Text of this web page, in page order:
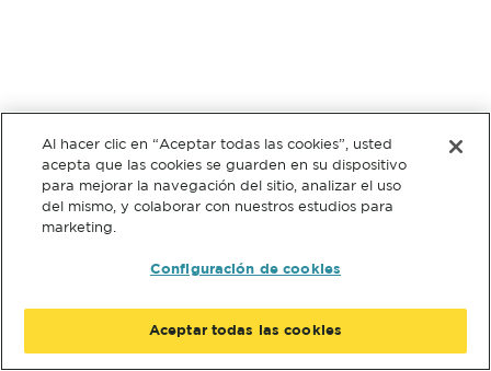
Al hacer clic en “Aceptar todas las cookies”, usted
acepta que las cookies se guarden en su dispositivo
para mejorar la navegación del sitio, analizar el uso
del mismo, y colaborar con nuestros estudios para
marketing.
Configuración de cookies
Aceptar todas las cookies